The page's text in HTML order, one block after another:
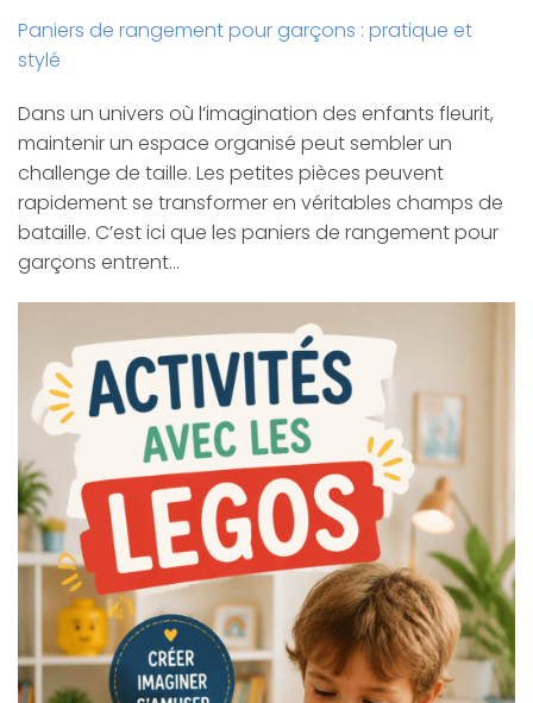
Paniers de rangement pour garçons : pratique et
stylé
Dans un univers où l’imagination des enfants fleurit,
maintenir un espace organisé peut sembler un
challenge de taille. Les petites pièces peuvent
rapidement se transformer en véritables champs de
bataille. C’est ici que les paniers de rangement pour
garçons entrent…